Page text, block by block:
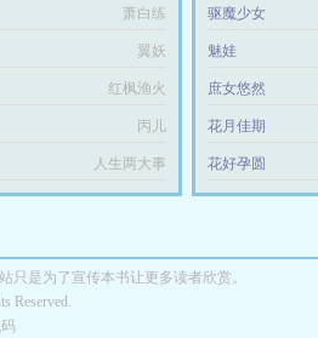
萧白练
翼妖
红枫渔火
丙儿
人生两大事
驱魔少女
魅娃
庶女悠然
花月佳期
花好孕圆
是为了宣传本书让更多读者欣赏。
Reserved.